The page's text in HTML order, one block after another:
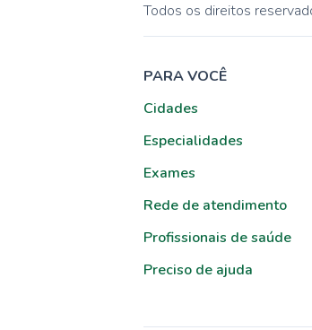
Todos os direitos
PARA VOCÊ
Cidades
Especialidades
Exames
Rede de atendimento
Profissionais de saúde
Preciso de ajuda